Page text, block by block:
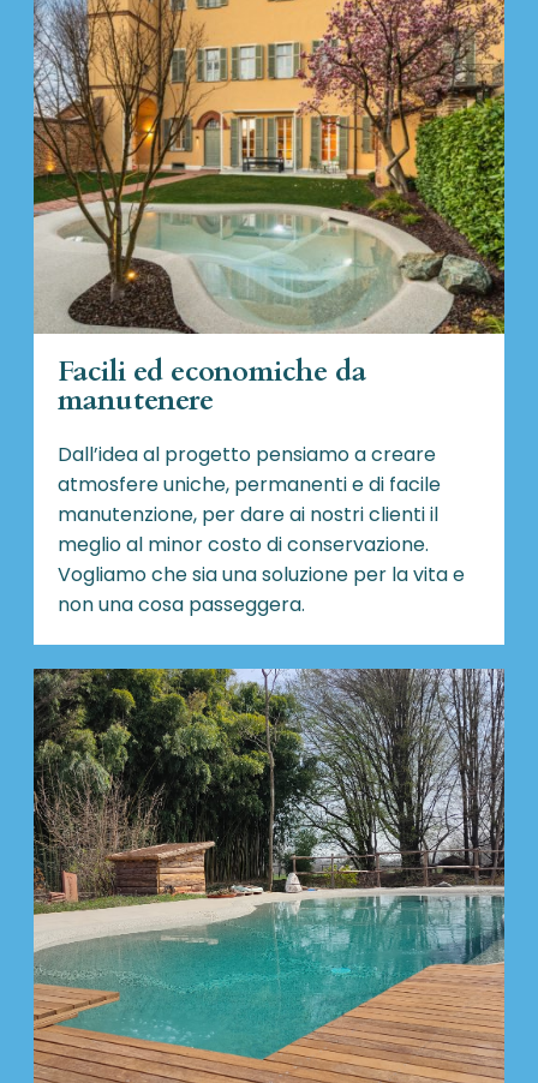
Facili ed economiche da
manutenere
Dall’idea al progetto pensiamo a creare
atmosfere uniche, permanenti e di facile
manutenzione, per dare ai nostri clienti il
meglio al minor costo di conservazione.
Vogliamo che sia una soluzione per la vita e
non una cosa passeggera.